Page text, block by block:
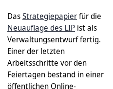
DasStrategiepapierfür die
Neuauflage des LIP ist als
Verwaltungsentwurf fertig.
Einer der letzten
Arbeitsschritte vor den
Feiertagen bestand in einer
öffentlichen Online-